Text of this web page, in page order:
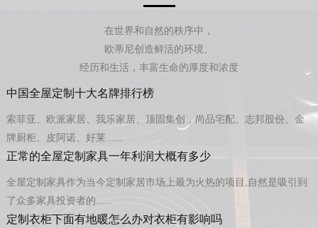
中国全屋定制十大名牌排行榜
索菲亚、欧派家居、我乐家居、顶固集创，尚品宅配、志邦股份、金
牌厨柜、皮阿诺、好莱......
正常的全屋定制家具一年利润大概有多少
全屋定制家具作为当今定制家居市场上最为火热的项目,自然是吸引到
了众多家具投资者的......
定制衣柜下面有地暖怎么办对衣柜有影响吗
在世界和自然的秩序中，
欧蒂尼创造鲜活的环境、
经历和生活，丰富生命的厚度和浓度